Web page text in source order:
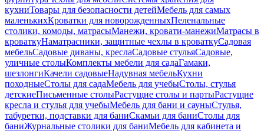
кухниТовары для безопасности детейМебель для самых
маленькихКроватки для новорожденныхПеленальные
столики, комоды, матрасыМанежи, кровати-манежиМатрасы в
кроваткуНаматрасники, защитные чехлы в кроваткуСадовая
мебельСадовые диваны, креслаСадовые стульяСадовые,
уличные столыКомплекты мебели для садаГамаки,
шезлонгиКачели садовыеНадувная мебельКухни
походныеСтолы для садаМебель для учебыСтолы, стулья
детскиеПисьменные столыРастущие столы и партыРастущие
кресла и стулья для учебыМебель для бани и сауныСтулья,
табуретки, подставки для баниСкамьи для баниСтолы для
баниЖурнальные столики для баниМебель для кабинета и